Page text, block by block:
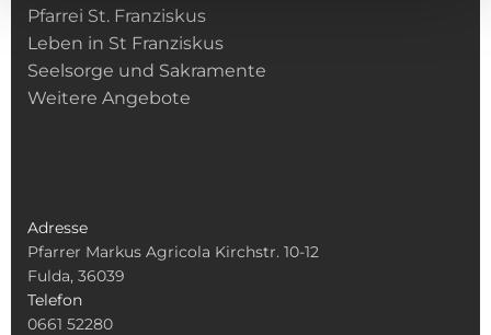
Pfarrei St. Franziskus
Leben in St Franziskus
Seelsorge und Sakramente
Weitere Angebote
Adresse
Pfarrer Markus Agricola Kirchstr. 10-12
Fulda, 36039
Telefon
0661 52280